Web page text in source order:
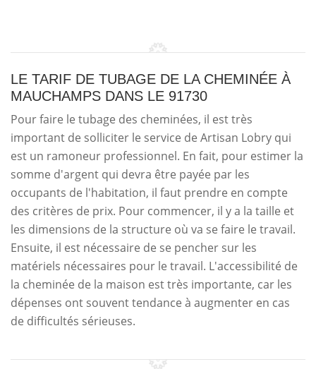
LE TARIF DE TUBAGE DE LA CHEMINÉE À
MAUCHAMPS DANS LE 91730
Pour faire le tubage des cheminées, il est très
important de solliciter le service de Artisan Lobry qui
est un ramoneur professionnel. En fait, pour estimer la
somme d'argent qui devra être payée par les
occupants de l'habitation, il faut prendre en compte
des critères de prix. Pour commencer, il y a la taille et
les dimensions de la structure où va se faire le travail.
Ensuite, il est nécessaire de se pencher sur les
matériels nécessaires pour le travail. L'accessibilité de
la cheminée de la maison est très importante, car les
dépenses ont souvent tendance à augmenter en cas
de difficultés sérieuses.